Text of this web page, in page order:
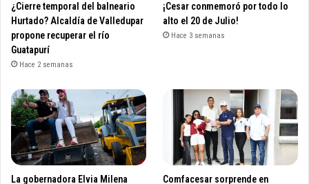
¿Cierre temporal del balneario
Hurtado? Alcaldía de Valledupar
propone recuperar el río
Guatapurí
Hace 2 semanas
¡Cesar conmemoró por todo lo
alto el 20 de Julio!
Hace 3 semanas
La gobernadora Elvia Milena
Comfacesar sorprende en